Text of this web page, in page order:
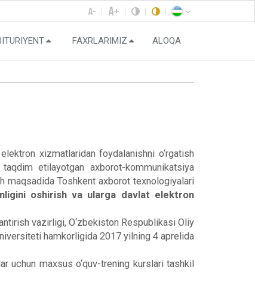
FAXRLARIMIZ ALOQA
xizmatlaridan foydalanishni o‘rgatish
etilayotgan axborot-kommunikatsiya
maqsadida Toshkent axborot texnologiyalari
oshirish va ularga davlat elektron
vazirligi, O‘zbekiston Respublikasi Oliy
hamkorligida 2017 yilning 4 aprelida
uchun maxsus o‘quv-trening kurslari tashkil